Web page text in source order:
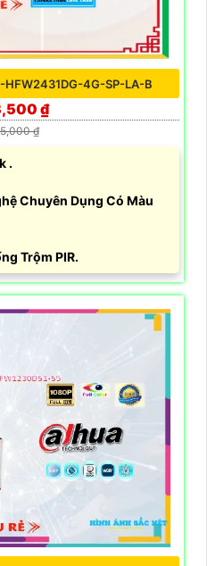
HFW2431DG-4G-SP-LA-B
₫
₫
.
Chuyên Dụng Có Màu
Trộm PIR.